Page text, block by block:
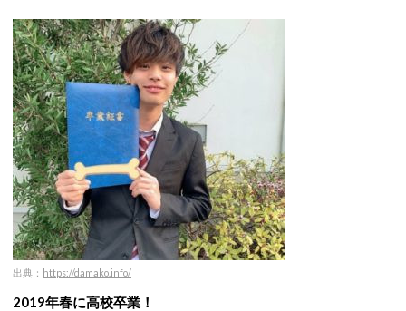
出典： https://damako.info/
2019年春に高校卒業！